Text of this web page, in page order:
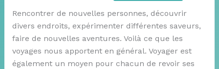
Rencontrer de nouvelles personnes, découvrir
divers endroits, expérimenter différentes saveurs,
faire de nouvelles aventures. Voilà ce que les
voyages nous apportent en général. Voyager est
également un moyen pour chacun de revoir ses